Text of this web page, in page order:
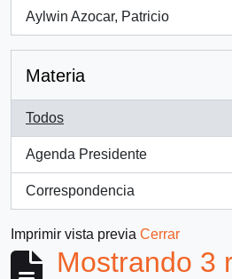
Aylwin Azocar, Patricio
, 1 resultados
Materia
Todos
Agenda Presidente
, 2 resultados
Correspondencia
, 1 resultados
Imprimir vista previa Cerrar
Mostrando 3